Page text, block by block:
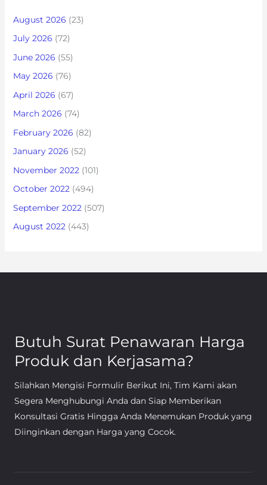
August 2026 (23)
July 2026 (72)
June 2026 (55)
May 2026 (76)
April 2026 (67)
March 2026 (74)
February 2026 (82)
January 2026 (52)
November 2022(101)
October 2022(494)
September 2022(507)
August 2022(443)
Butuh Surat Penawaran Harga
Produk dan Kerjasama?
Silahkan Mengisi Formulir Berikut Ini, Tim Kami akan
Segera Menghubungi Anda dan Siap Memberikan
Konsultasi Gratis Hingga Anda Menemukan Produk yang
Diinginkan dengan Harga yang Cocok.